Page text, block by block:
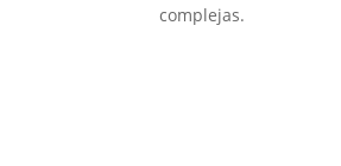
complejas.